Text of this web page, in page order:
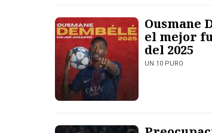
Ousmane
el mejor
del 2025
UN 10 PURO